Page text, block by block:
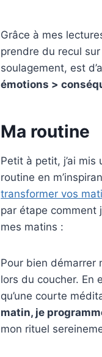
Grâce à mes
prendre du recul
soulagement, est
émotions >
Ma routine
Petit à petit, j’ai
routine en
transformer vos
par étape comment
mes matins :
Pour bien démarrer
lors du coucher. En
qu’une courte
matin, je
mon rituel